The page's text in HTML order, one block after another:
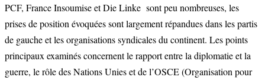
PCF, France Insoumise et Die Linke sont peu nombreuses, les
prises de position évoquées sont largement répandues dans les partis
de gauche et les organisations syndicales du continent. Les points
principaux examinés concernent le rapport entre la diplomatie et la
guerre, le rôle des Nations Unies et de l’OSCE (Organisation pour